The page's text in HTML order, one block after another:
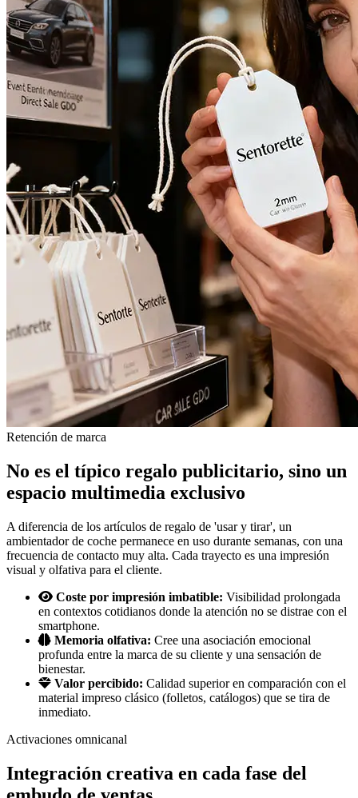
Retención de marca
No es el típico regalo publicitario, sino un
espacio multimedia exclusivo
A diferencia de los artículos de regalo de 'usar y tirar', un
ambientador de coche permanece en uso durante semanas, con una
frecuencia de contacto muy alta. Cada trayecto es una impresión
visual y olfativa para el cliente.
Coste por impresión imbatible: Visibilidad prolongada
en contextos cotidianos donde la atención no se distrae con el
smartphone.
Memoria olfativa: Cree una asociación emocional
profunda entre la marca de su cliente y una sensación de
bienestar.
Valor percibido: Calidad superior en comparación con el
material impreso clásico (folletos, catálogos) que se tira de
inmediato.
Activaciones omnicanal
Integración creativa en cada fase del